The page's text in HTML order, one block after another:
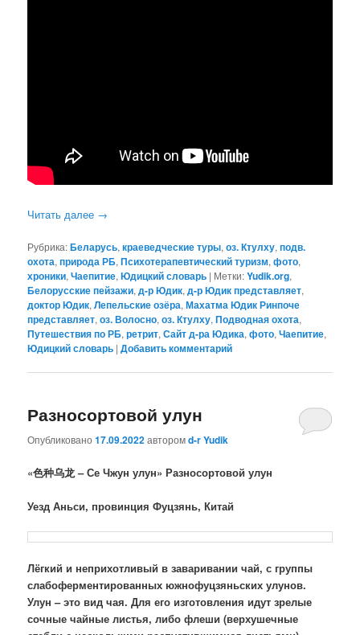
Читать далее →
Рубрика:Беларусь,краеведческие туры,оз. Ктулху,подв.
охота,природа РБ,Психотерапевтический туризм,фото,
хроники,Чаепитие,Юдицкий словарь | Метки:Yudik.org,
Белорусские пейзажи,д-р Юдик,д-р Юдик представляет,
доктор Юдик,Лепельские озёра,Махатма Юдик Ринпоче
представляет,оз. Волосно,оз. Ктулху,Подводная охота,
Путешествия по РБ,ретрит,Сайт д-ра Юдика,фото,Чаепитие,
Юдицкий словарь |Добавить комментарий
Разносортовой улун
Опубликовано17.09.2022авторомd-r Yudik
«色种乌龙 – Се Чжун улун»Разносортовой улун
Уезд Аньси, провинция Фуцзянь, Китай
Лёгкий и неприхотливый в заваривании чай, с группы
слабоферментированных южнофуцзяньских улунов.
Улун – это вид чая. Для его изготовления идут зрелые
сочные чайные листья, либо флеши (верхушечные